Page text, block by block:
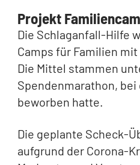
Projekt
Die Schlaganfall-Hilfe
Camps für Familien
Die Mittel stammen
Spendenmarathon,
beworben hatte.
Die geplante Scheck-
aufgrund der Corona-